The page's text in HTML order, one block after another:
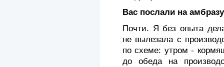
Вас послали на
Почти. Я без опыта
не вылезала с
по схеме: утром -
до обеда на